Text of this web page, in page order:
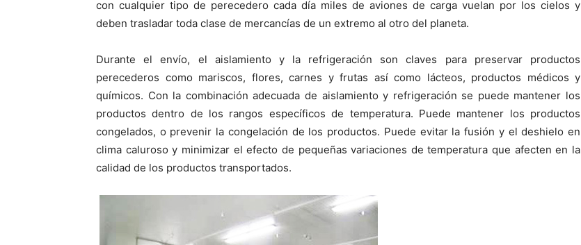
con cualquier tipo de perecedero cada día miles de aviones de carga vuelan por los cielos y
deben trasladar toda clase de mercancías de un extremo al otro del planeta.
Durante el envío, el aislamiento y la refrigeración son claves para preservar productos
perecederos como mariscos, flores, carnes y frutas así como lácteos, productos médicos y
químicos. Con la combinación adecuada de aislamiento y refrigeración se puede mantener los
productos dentro de los rangos específicos de temperatura. Puede mantener los productos
congelados, o prevenir la congelación de los productos. Puede evitar la fusión y el deshielo en
clima caluroso y minimizar el efecto de pequeñas variaciones de temperatura que afecten en la
calidad de los productos transportados.